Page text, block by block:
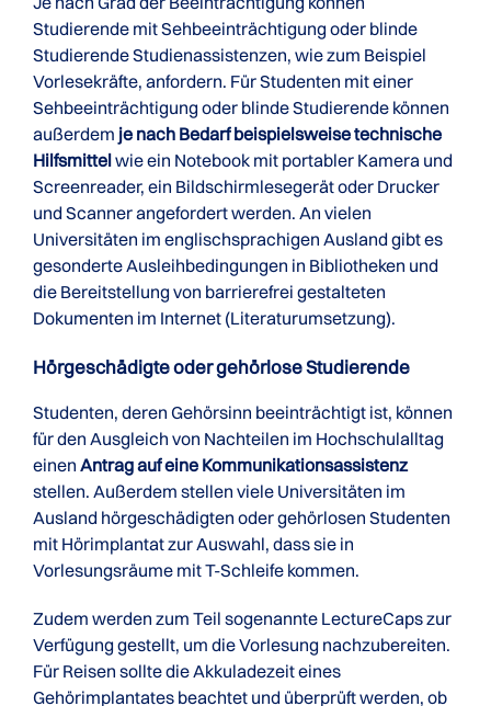
Studierende mit Sehbeeinträchtigung oder blinde
Studierende Studienassistenzen, wie zum Beispiel
Vorlesekräfte, anfordern. Für Studenten mit einer
Sehbeeinträchtigung oder blinde Studierende können
außerdem je nach Bedarf beispielsweise technische
Hilfsmittelwie ein Notebook mit portabler Kamera und
Screenreader, ein Bildschirmlesegerät oder Drucker
und Scanner angefordert werden. An vielen
Universitäten im englischsprachigen Ausland gibt es
gesonderte Ausleihbedingungen in Bibliotheken und
die Bereitstellung von barrierefrei gestalteten
Dokumenten im Internet (Literaturumsetzung).
Hörgeschädigte oder gehörlose Studierende
Studenten, deren Gehörsinn beeinträchtigt ist, können
für den Ausgleich von Nachteilen im Hochschulalltag
einen Antrag auf eine Kommunikationsassistenz
stellen. Außerdem stellen viele Universitäten im
Ausland hörgeschädigten oder gehörlosen Studenten
mit Hörimplantat zur Auswahl, dass sie in
Vorlesungsräume mit T-Schleife kommen.
Zudem werden zum Teil sogenannte LectureCaps zur
Verfügung gestellt, um die Vorlesung nachzubereiten.
Für Reisen sollte die Akkuladezeit eines
Gehörimplantates beachtet und überprüft werden, ob